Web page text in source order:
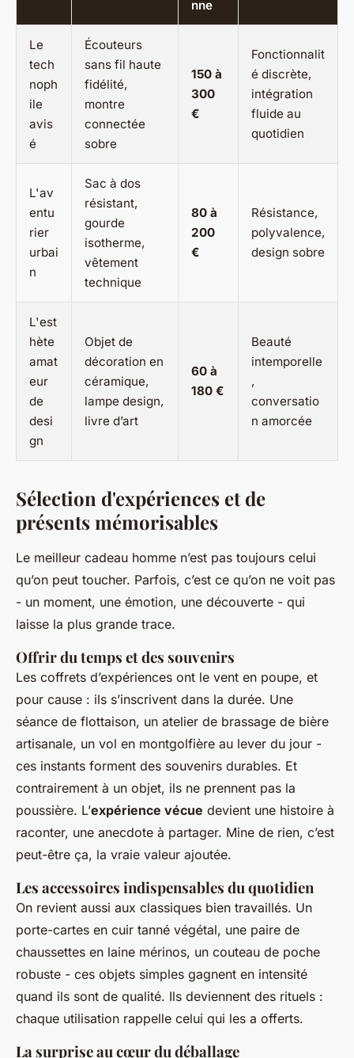
nne
Le
tech
noph
ile
avis
é
Écouteurs
sans fil haute
fidélité,
montre
connectée
sobre
150 à
300
€
Fonctionnalit
é discrète,
intégration
fluide au
quotidien
L'av
entu
rier
urbai
n
Sac à dos
résistant,
gourde
isotherme,
vêtement
technique
80 à
200
€
Résistance,
polyvalence,
design sobre
L'est
hète
amat
eur
de
desi
gn
Objet de
décoration en
céramique,
lampe design,
livre d’art
60 à
180 €
Beauté
intemporelle
,
conversatio
n amorcée
Sélection d'expériences et de
présents mémorisables
Le meilleur cadeau homme n’est pas toujours celui
qu’on peut toucher. Parfois, c’est ce qu’on ne voit pas
- un moment, une émotion, une découverte - qui
laisse la plus grande trace.
Offrir du temps et des souvenirs
Les coffrets d’expériences ont le vent en poupe, et
pour cause : ils s’inscrivent dans la durée. Une
séance de flottaison, un atelier de brassage de bière
artisanale, un vol en montgolfière au lever du jour -
ces instants forment des souvenirs durables. Et
contrairement à un objet, ils ne prennent pas la
poussière. L’expérience vécue devient une histoire à
raconter, une anecdote à partager. Mine de rien, c’est
peut-être ça, la vraie valeur ajoutée.
Les accessoires indispensables du quotidien
On revient aussi aux classiques bien travaillés. Un
porte-cartes en cuir tanné végétal, une paire de
chaussettes en laine mérinos, un couteau de poche
robuste - ces objets simples gagnent en intensité
quand ils sont de qualité. Ils deviennent des rituels :
chaque utilisation rappelle celui qui les a offerts.
La surprise au cœur du déballage